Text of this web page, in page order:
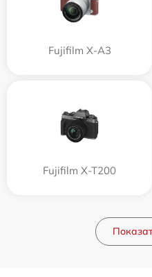
Fujifilm X-A3
Fujifilm X-T200